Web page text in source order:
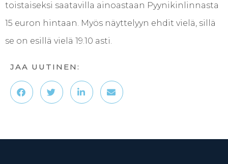
toistaiseksi saatavilla ainoastaan Pyynikinlinnasta
15 euron hintaan. Myös näyttelyyn ehdit vielä, sillä
se on esillä vielä 19.10 asti.
JAA UUTINEN: